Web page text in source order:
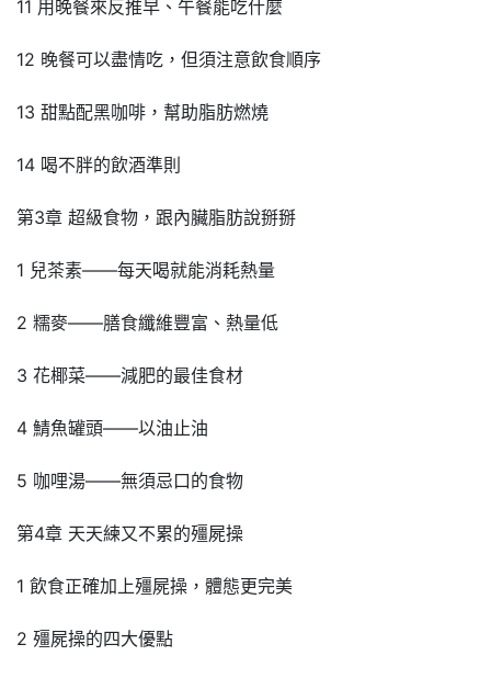
11 用晚餐來反推早、午餐能吃什麼
12 晚餐可以盡情吃，但須注意飲食順序
13 甜點配黑咖啡，幫助脂肪燃燒
14 喝不胖的飲酒準則
第3章 超級食物，跟內臟脂肪說掰掰
1 兒茶素——每天喝就能消耗熱量
2 糯麥——膳食纖維豐富、熱量低
3 花椰菜——減肥的最佳食材
4 鯖魚罐頭——以油止油
5 咖哩湯——無須忌口的食物
第4章 天天練又不累的殭屍操
1 飲食正確加上殭屍操，體態更完美
2 殭屍操的四大優點